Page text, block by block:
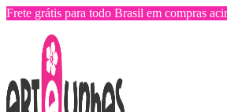
Frete grátis para todo Brasil em compras